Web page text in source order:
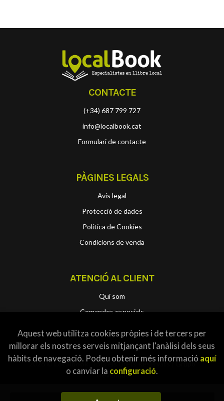
CONTACTE
(+34) 687 799 727
info@localbook.cat
Formulari de contacte
PÀGINES LEGALS
Avís legal
Protecció de dades
Política de Cookies
Condicions de venda
ATENCIÓ AL CLIENT
Qui som
Comandes especials
2026 © Localbook . Tots els Drets Reservats | Grupo
Trevenque
Aquest web utilitza cookies pròpies i de tercers per
millorar els nostres serveis mitjançant l'anàlisi dels seus
hàbits de navegació. Podeu obtenir més informació aquí
o canviar la configuració.